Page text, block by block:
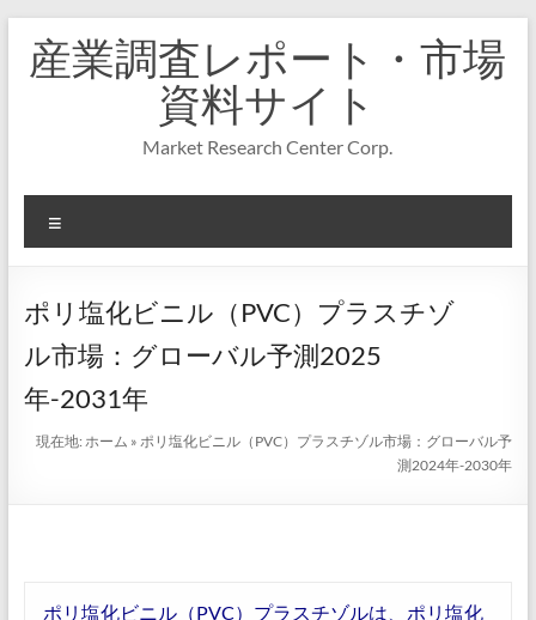
キ
プ
産業調査レポート・市場
資料サイト
Market Research Center Corp.
ニ
ー
ポリ塩化ビニル（PVC）プラスチゾ
ル市場：グローバル予測2025
年-2031年
現在地:ホーム »ポリ塩化ビニル（PVC）プラスチゾル市場：グローバル予
測2024年-2030年
ポリ塩化ビニル（PVC）プラスチゾルは、ポリ塩化